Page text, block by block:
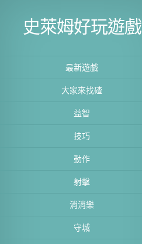
史萊姆好玩遊戲
最新遊戲
大家來找碴
益智
技巧
動作
射擊
消消樂
守城